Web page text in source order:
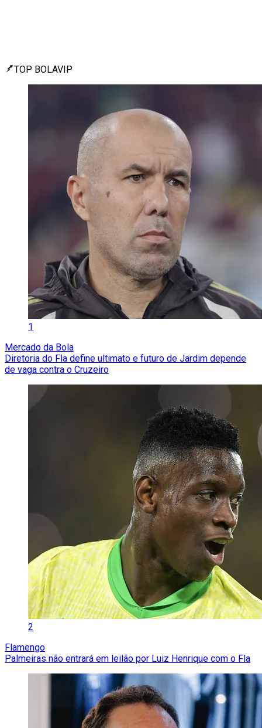
TOP BOLAVIP
1
Mercado da Bola
Diretoria do Fla define ultimato e futuro de Jardim depende
de vaga contra o Cruzeiro
2
Flamengo
Palmeiras não entrará em leilão por Luiz Henrique com o Fla